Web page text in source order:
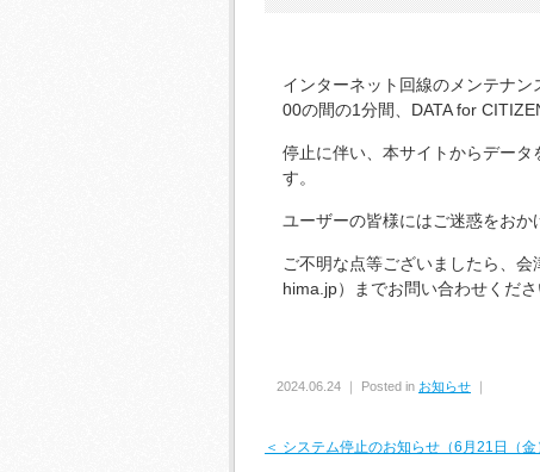
インターネット回線のメンテナ
00の間の1分間、DATA for
停止に伴い、本サイトからデー
す。
ユーザーの皆様にはご迷惑をおか
ご不明な点等ございましたら、
hima.jp）までお問い合わせくださ
2024.06.24 ｜ Posted in お知らせ ｜
＜ システム停止のお知らせ（6月21日（金